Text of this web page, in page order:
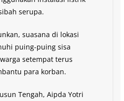
serupa.
suasana di lokasi
puing-puing sisa
setempat terus
para korban.
Tengah, Aipda Yotri